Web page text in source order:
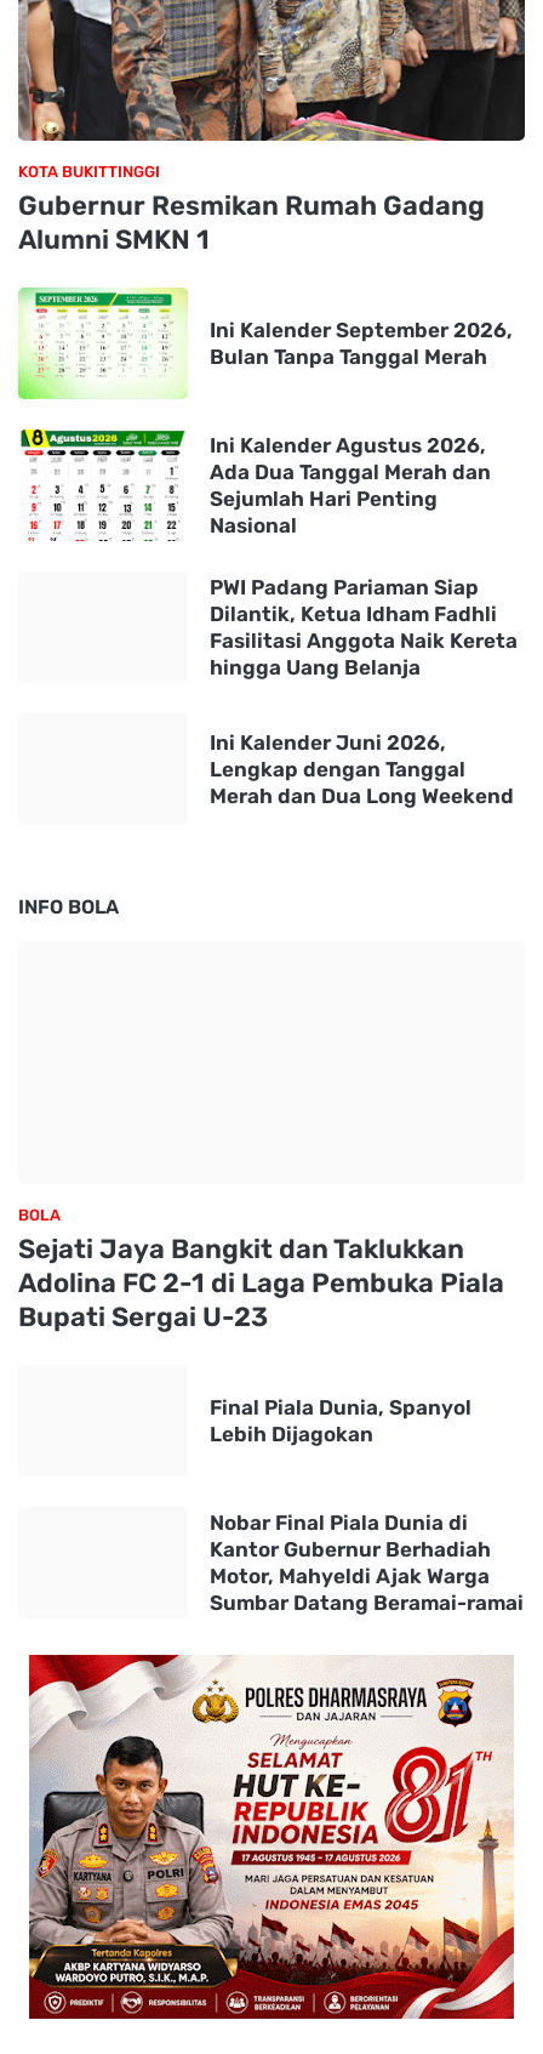
KOTA BUKITTINGGI
Gubernur Resmikan Rumah Gadang
Alumni SMKN 1
Ini Kalender September 2026,
Bulan Tanpa Tanggal Merah
Ini Kalender Agustus 2026,
Ada Dua Tanggal Merah dan
Sejumlah Hari Penting
Nasional
PWI Padang Pariaman Siap
Dilantik, Ketua Idham Fadhli
Fasilitasi Anggota Naik Kereta
hingga Uang Belanja
Ini Kalender Juni 2026,
Lengkap dengan Tanggal
Merah dan Dua Long Weekend
INFO BOLA
BOLA
Sejati Jaya Bangkit dan Taklukkan
Adolina FC 2-1 di Laga Pembuka Piala
Bupati Sergai U-23
Final Piala Dunia, Spanyol
Lebih Dijagokan
Nobar Final Piala Dunia di
Kantor Gubernur Berhadiah
Motor, Mahyeldi Ajak Warga
Sumbar Datang Beramai-ramai